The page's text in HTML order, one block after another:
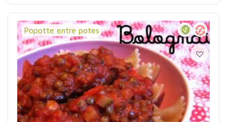
Popotte entre potes